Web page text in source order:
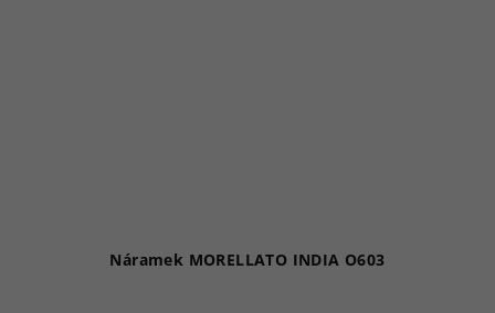
Náramek MORELLATO INDIA O603